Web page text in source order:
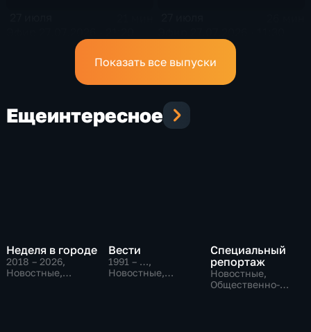
Показать все выпуски
Ещеинтересное
Неделя в городе
2018 – 2026,
Новостные,
Вести
1991 – …,
Новостные,
Специальный
репортаж
Новостные,
Общественно-